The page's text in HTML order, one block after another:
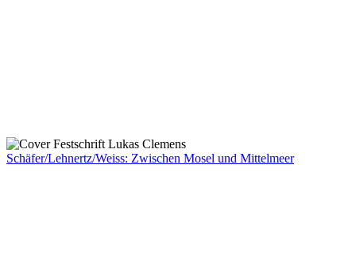
Schäfer/Lehnertz/Weiss: Zwischen Mosel und Mittelmeer